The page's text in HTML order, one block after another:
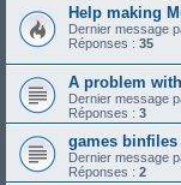
Help making
Dernier message
Réponses : 35
A problem
Dernier message
Réponses : 3
games binfiles
Dernier message
Réponses : 2